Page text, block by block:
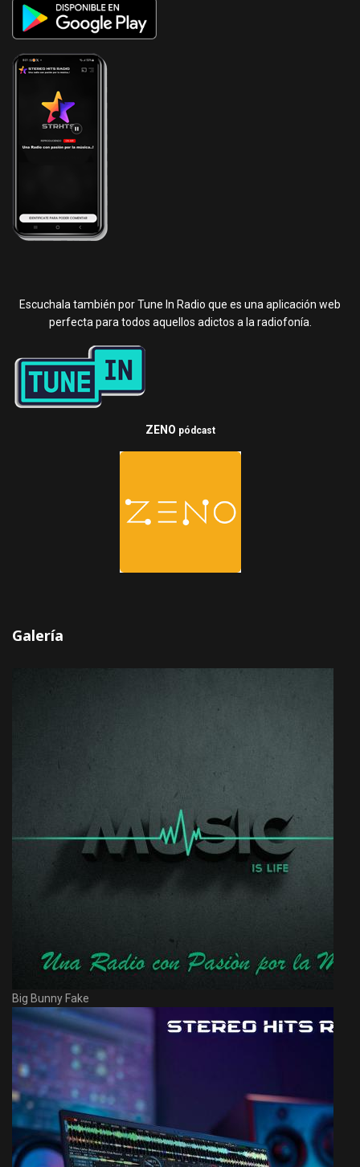
Escuchala también por Tune In Radio que es una aplicación web
perfecta para todos aquellos adictos a la radiofonía.
ZENO pódcast
Galería
Big Bunny Fake